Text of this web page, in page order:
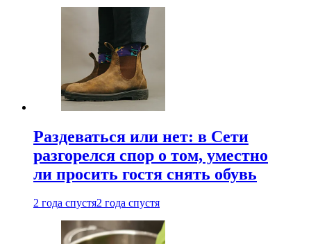
Раздеваться или нет: в Сети
разгорелся спор о том, уместно
ли просить гостя снять обувь
2 года спустя2 года спустя